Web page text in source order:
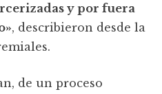
y por fuera
, describieron desde la
de un proceso